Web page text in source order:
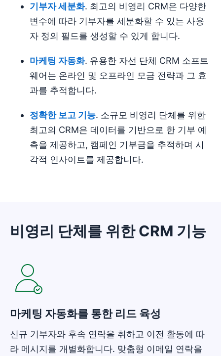
기부자 세분화. 최고의 비영리 CRM은 다양한
변수에 따라 기부자를 세분화할 수 있는 사용
자 정의 필드를 생성할 수 있게 합니다.
마케팅 자동화. 유용한 자선 단체 CRM 소프트
웨어는 온라인 및 오프라인 모금 전략과 그 효
과를 추적합니다.
정확한 보고 기능. 소규모 비영리 단체를 위한
최고의 CRM은 데이터를 기반으로 한 기부 예
측을 제공하고, 캠페인 기부금을 추적하며 시
각적 인사이트를 제공합니다.
비영리 단체를 위한 CRM 기능
마케팅 자동화를 통한 리드 육성
신규 기부자와 후속 연락을 취하고 이전 활동에 따
라 메시지를 개별화합니다. 맞춤형 이메일 연락을